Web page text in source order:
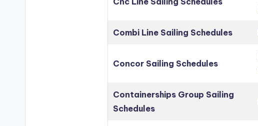
Combi Line Sailing Schedules
Concor Sailing Schedules
Containerships Group Sailing
Schedules